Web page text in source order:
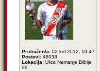
Pridružen/a: 02 kol 2012, 10:47
Postovi: 48038
Lokacija: Ulica Nemanje Bilbije
99